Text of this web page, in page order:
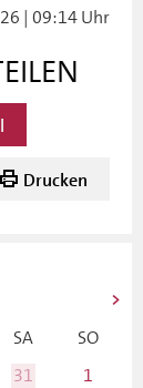
| 09:14 Uhr
Drucken
SA
SO
31
1